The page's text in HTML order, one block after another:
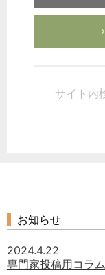
お知らせ
2024.4.22
専門家投稿用コラ